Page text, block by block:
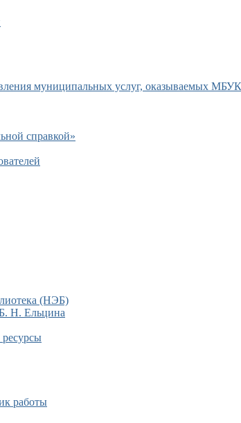
муниципальных услуг, оказываемых
справкой»
(НЭБ)
Н. Ельцина
работы